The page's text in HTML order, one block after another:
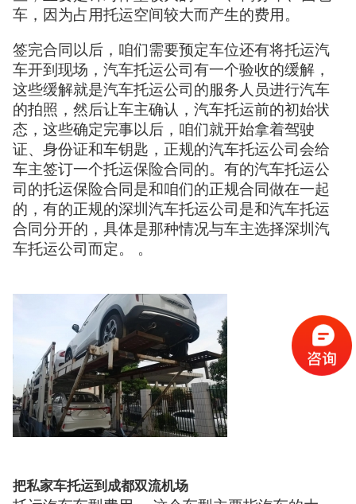
车，因为占用托运空间较大而产生的费用。
签完合同以后，咱们需要预定车位还有将托运汽
车开到现场，汽车托运公司有一个验收的缓解，
这些缓解就是汽车托运公司的服务人员进行汽车
的拍照，然后让车主确认，汽车托运前的初始状
态，这些确定完事以后，咱们就开始拿着驾驶
证、身份证和车钥匙，正规的汽车托运公司会给
车主签订一个托运保险合同的。有的汽车托运公
司的托运保险合同是和咱们的正规合同做在一起
的，有的正规的深圳汽车托运公司是和汽车托运
合同分开的，具体是那种情况与车主选择深圳汽
车托运公司而定。 。
把私家车托运到成都双流机场